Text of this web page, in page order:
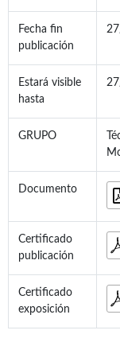
Fecha fin
publicación
Estará visible
hasta
GRUPO
Documento
Certificado
publicación
Certificado
exposición